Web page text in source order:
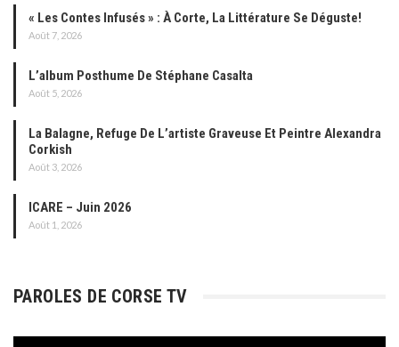
« Les Contes Infusés » : À Corte, La Littérature Se Déguste!
Août 7, 2026
L’album Posthume De Stéphane Casalta
Août 5, 2026
La Balagne, Refuge De L’artiste Graveuse Et Peintre Alexandra
Corkish
Août 3, 2026
ICARE – Juin 2026
Août 1, 2026
PAROLES DE CORSE TV